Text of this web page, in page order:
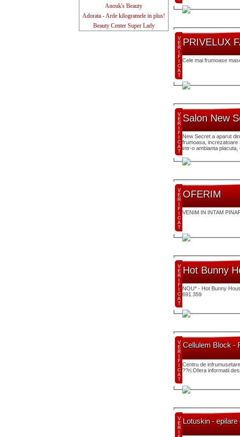
Anouk's Beauty
Adorata - Arde kilogramele in plus!
Beauty Center Super Lady
PRIVELUX
Cele mai frumoase
Salon New
New Secret a aparut
frumoasa, increzatoare
intr-o ambianta placuta,
OFERIM
VENIM IN INTAM
Hot Bunny
NOU* - Hot Bunny
691.359
Cellulem Block -
Centru de
??ri.Ofera informatii
Lotuskin - epilare